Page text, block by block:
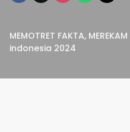
MEMOTRET FAKTA,
indonesia 2024